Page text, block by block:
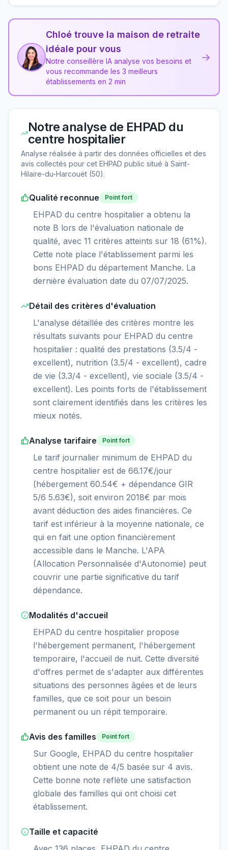
Chloé trouve la maison de retraite
idéale pour vous
Notre conseillère IA analyse vos besoins et
vous recommande les 3 meilleurs
établissements en 2 min
→
Notre analyse de EHPAD du
centre hospitalier
Analyse réalisée à partir des données officielles et des
avis collectés pour cet EHPAD public situé à Saint-
Hilaire-du-Harcouët (50).
Qualité reconnue Point fort
EHPAD du centre hospitalier a obtenu la
note B lors de l'évaluation nationale de
qualité, avec 11 critères atteints sur 18 (61%).
Cette note place l'établissement parmi les
bons EHPAD du département Manche. La
dernière évaluation date du 07/07/2025.
Détail des critères d'évaluation
L'analyse détaillée des critères montre les
résultats suivants pour EHPAD du centre
hospitalier : qualité des prestations (3.5/4 -
excellent), nutrition (3.5/4 - excellent), cadre
de vie (3.3/4 - excellent), vie sociale (3.5/4 -
excellent). Les points forts de l'établissement
sont clairement identifiés dans les critères les
mieux notés.
Analyse tarifaire Point fort
Le tarif journalier minimum de EHPAD du
centre hospitalier est de 66.17€/jour
(hébergement 60.54€ + dépendance GIR
5/6 5.63€), soit environ 2018€ par mois
avant déduction des aides financières. Ce
tarif est inférieur à la moyenne nationale, ce
qui en fait une option financièrement
accessible dans le Manche. L'APA
(Allocation Personnalisée d'Autonomie) peut
couvrir une partie significative du tarif
dépendance.
Modalités d'accueil
EHPAD du centre hospitalier propose
l'hébergement permanent, l'hébergement
temporaire, l'accueil de nuit. Cette diversité
d'offres permet de s'adapter aux différentes
situations des personnes âgées et de leurs
familles, que ce soit pour un besoin
permanent ou un répit temporaire.
Avis des familles Point fort
Sur Google, EHPAD du centre hospitalier
obtient une note de 4/5 basée sur 4 avis.
Cette bonne note reflète une satisfaction
globale des familles qui ont choisi cet
établissement.
Taille et capacité